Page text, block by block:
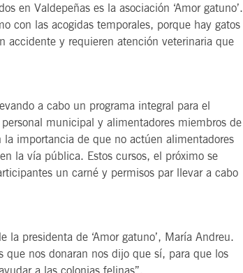
en Valdepeñas es la asociación ‘Amor gatuno’.
con las acogidas temporales, porque hay gatos
accidente y requieren atención veterinaria que
a cabo un programa integral para el
municipal y alimentadores miembros de
importancia de que no actúen alimentadores
la vía pública. Estos cursos, el próximo se
un carné y permisos par llevar a cabo
presidenta de ‘Amor gatuno’, María Andreu.
que nos donaran nos dijo que sí, para que los